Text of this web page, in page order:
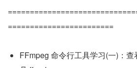
========================
FFmpeg 命令行工具学习(一)：